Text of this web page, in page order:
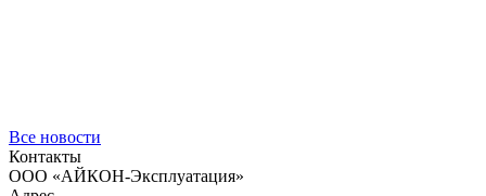
Все новости
Контакты
ООО «АЙКОН-Эксплуатация»